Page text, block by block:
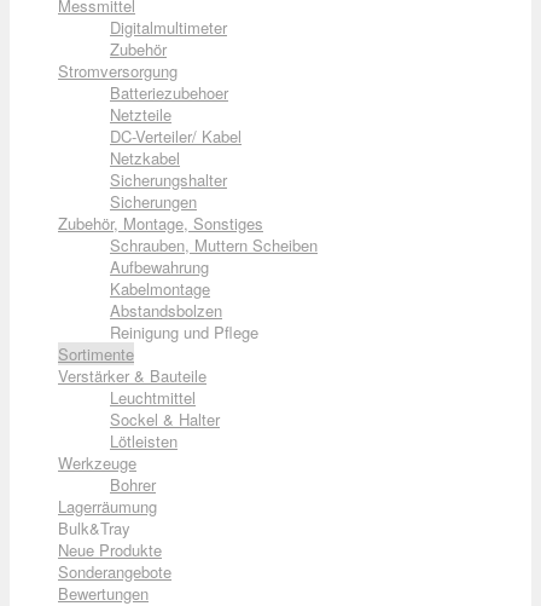
Messmittel
Digitalmultimeter
Zubehör
Stromversorgung
Batteriezubehoer
Netzteile
DC-Verteiler/ Kabel
Netzkabel
Sicherungshalter
Sicherungen
Zubehör, Montage, Sonstiges
Schrauben, Muttern Scheiben
Aufbewahrung
Kabelmontage
Abstandsbolzen
Reinigung und Pflege
Sortimente
Verstärker & Bauteile
Leuchtmittel
Sockel & Halter
Lötleisten
Werkzeuge
Bohrer
Lagerräumung
Bulk&Tray
Neue Produkte
Sonderangebote
Bewertungen